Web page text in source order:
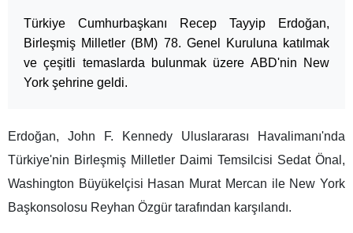
Türkiye Cumhurbaşkanı Recep Tayyip Erdoğan,
Birleşmiş Milletler (BM) 78. Genel Kuruluna katılmak
ve çeşitli temaslarda bulunmak üzere ABD'nin New
York şehrine geldi.
Erdoğan, John F. Kennedy Uluslararası Havalimanı'nda
Türkiye'nin Birleşmiş Milletler Daimi Temsilcisi Sedat Önal,
Washington Büyükelçisi Hasan Murat Mercan ile New York
Başkonsolosu Reyhan Özgür tarafından karşılandı.